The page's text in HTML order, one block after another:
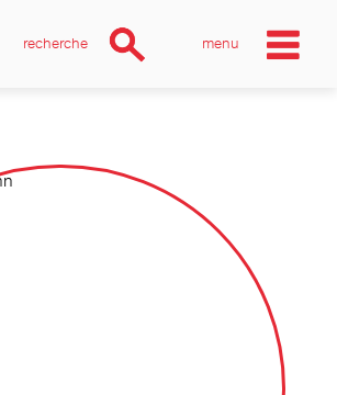
menu
recherche